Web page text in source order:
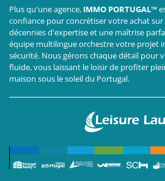
Plus qu'une agence, IMMO PORTUGAL™
confiance pour concrétiser votre achat sur
décennies d'expertise et une maîtrise
équipe multilingue orchestre votre projet
sécurité. Nous gérons chaque détail pour
fluide, vous laissant le loisir de profiter
maison sous le soleil du Portugal.